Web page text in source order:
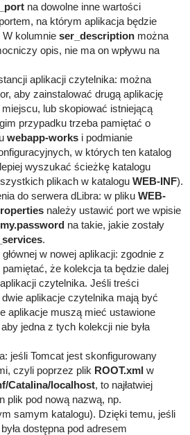
na dowolne inne wartości
na którym aplikacja będzie
W kolumnie ser_descriptionmożna
opis, nie ma on wpływu na
aplikacji czytelnika: można
aby zainstalować drugą aplikację
lub skopiować istniejącą
przypadku trzeba pamiętać o
webapp-worksi podmianie
w których ten katalog
wyszukać ścieżkę katalogu
plikach w katalogu WEB-INF).
do serwera dLibra: w pliku WEB-
należy ustawić port we wpisie
my.passwordna takie, jakie zostały
.
w nowej aplikacji: zgodnie z
pamiętać, że kolekcja ta będzie dalej
czytelnika. Jeśli treści
aplikacje czytelnika mają być
aplikacje muszą mieć ustawione
jedna z tych kolekcji nie była
jeśli Tomcat jest skonfigurowany
czyli poprzez plik ROOT.xmlw
Catalina/localhost, to najłatwiej
plik pod nową nazwą, np.
samym katalogu). Dzięki temu, jeśli
dostępna pod adresem